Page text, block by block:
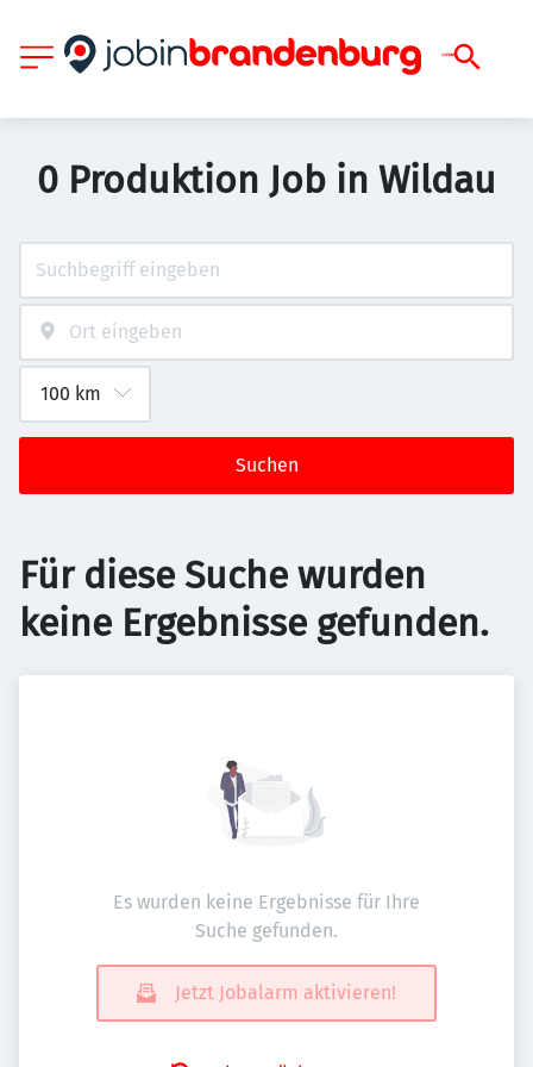
0 Produktion Job in Wildau
Suchen
Für diese Suche wurden
keine Ergebnisse gefunden.
Es wurden keine Ergebnisse für Ihre
Suche gefunden.
Jetzt Jobalarm aktivieren!